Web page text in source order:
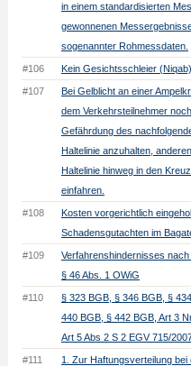
in einem standardisierten
gewonnenen
sogenannter Rohmessdaten.
#106 Kein Gesichtsschleier
#107
Bei Gelblicht an einer
dem Verkehrsteilnehmer
Gefährdung des
Haltelinie anzuhalten,
Haltelinie hinweg in den
einfahren.
#108
Kosten vorgerichtlich
Schadensgutachten im
#109
Verfahrenshindernisses nach
§ 46 Abs. 1 OWiG
#110
§ 323 BGB, § 346 BGB, §
440 BGB, § 442 BGB, Art 3
Art 5 Abs 2 S 2 EGV 715/
#111
1. Zur Haftungsverteilung bei